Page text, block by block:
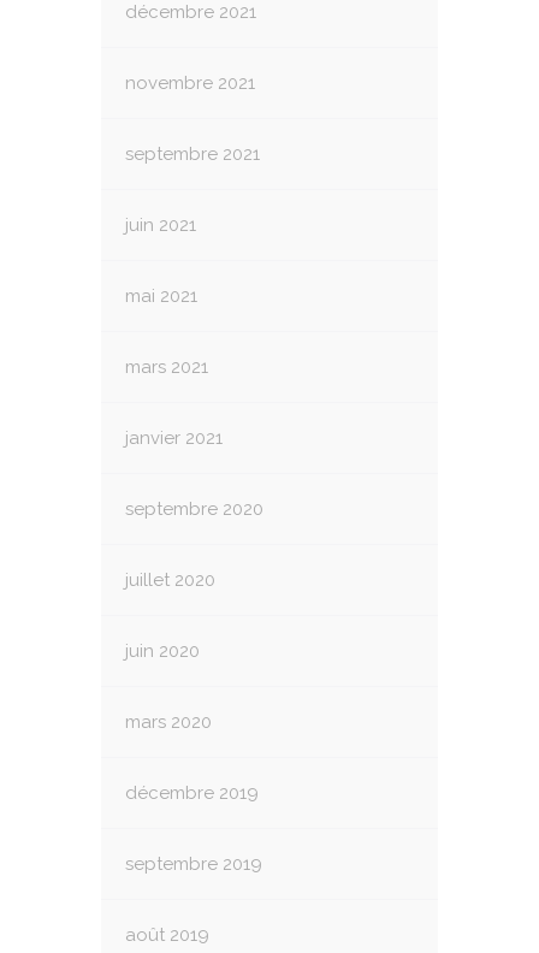
décembre 2021
novembre 2021
septembre 2021
juin 2021
mai 2021
mars 2021
janvier 2021
septembre 2020
juillet 2020
juin 2020
mars 2020
décembre 2019
septembre 2019
août 2019